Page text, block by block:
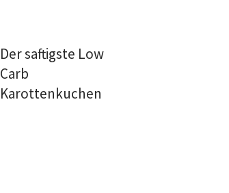
Der saftigste Low
Carb
Karottenkuchen